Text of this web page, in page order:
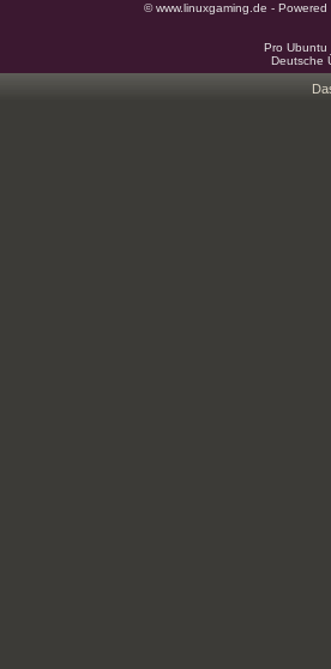
© www.linuxgaming.de -
Pro
Deutsche